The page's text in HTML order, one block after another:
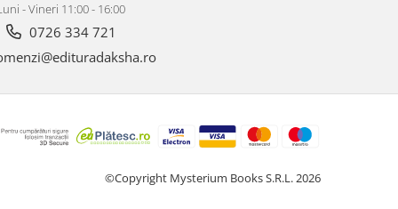
- Vineri 11:00 - 16:00
0726 334 721
©Copyright Mysterium Books S.R.L. 2026